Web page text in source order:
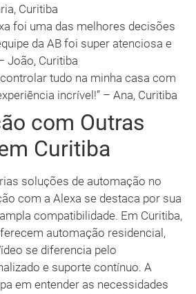
Curitiba
foi uma das melhores decisões
da AB foi super atenciosa e
João, Curitiba
tudo na minha casa com
incrível!” – Ana, Curitiba
com Outras
Curitiba
soluções de automação no
com a Alexa se destaca por sua
compatibilidade. Em Curitiba,
automação residencial,
se diferencia pelo
e suporte contínuo. A
em entender as necessidades